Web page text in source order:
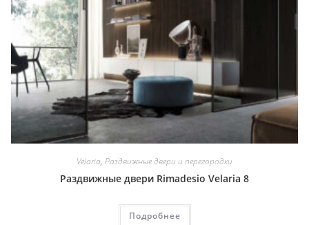
Velaria, Раздвижные двери и перегородки
Раздвижные двери Rimadesio Velaria 8
Подробнее